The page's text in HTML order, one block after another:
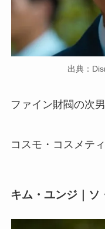
出典：
ファイン財閥の次男
コスモ・コスメテ
キム・ユンジ｜ソ